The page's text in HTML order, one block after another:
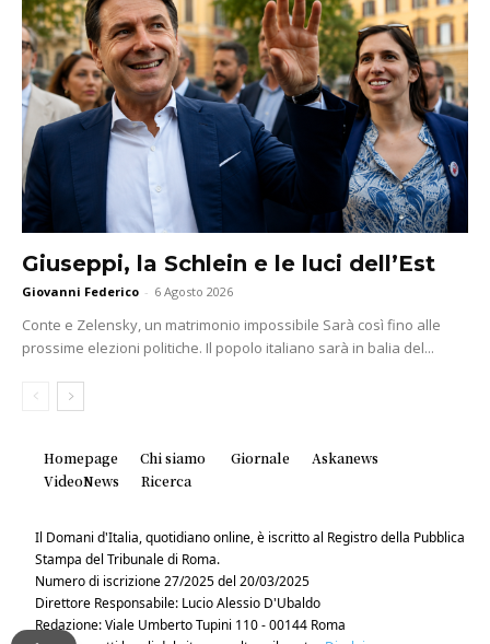
Giuseppi, la Schlein e le luci dell’Est
Giovanni Federico - 6 Agosto 2026
Conte e Zelensky, un matrimonio impossibile Sarà così fino alle
prossime elezioni politiche. Il popolo italiano sarà in balia del...
Homepage Chi siamo Giornale
Askanews
VideoNews
Ricerca
Il Domani d'Italia, quotidiano online, è iscritto al Registro della Pubblica
Stampa del Tribunale di Roma.
Numero di iscrizione 27/2025 del 20/03/2025
Direttore Responsabile: Lucio Alessio D'Ubaldo
Redazione: Viale Umberto Tupini 110 - 00144 Roma